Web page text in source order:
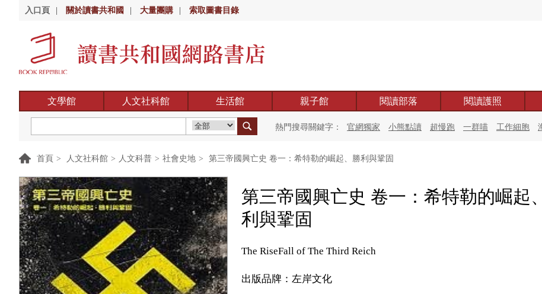
入口頁 關於讀書共和國 大量團購 索取圖書目錄
文學館 人文社科館 生活館 親子館 閱讀部落 閱讀護照
熱門搜尋關鍵字： 官網獨家 小熊點讀 超慢跑 一群喵 工作細胞
首頁 > 人文社科館 > 人文科普 > 社會史地 > 第三帝國興亡史 卷一：希特勒的崛起、勝利與鞏固
第三帝國興亡史 卷一：希特勒的崛起
利與鞏固
The RiseFall of The Third Reich
出版品牌：左岸文化